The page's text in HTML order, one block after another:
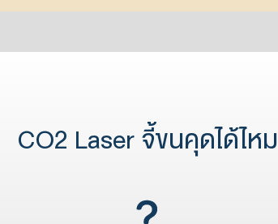
CO2 Laser จี้ขนคุดได้ไหม